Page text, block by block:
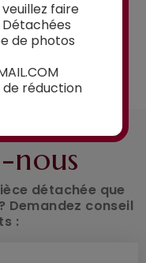
nous
détachée que
Demandez conseil
:
faire
de photos
de réduction